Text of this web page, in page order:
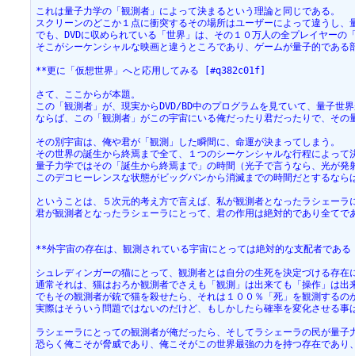
これは量子力学の「観測者」によって決まるという理論と同じである。
スクリーンのどこか１点に衝突するその場所はユーザーによって違うし
でも、DVDに収められている「世界」は、その１０万人の全プレイヤー
そこがシーケンシャルな映画と違うところであり、ゲームが量子的である
**更に「仮想世界」へと応用してみる [#q382c01f]
さて、ここからが本題。
この「観測者」が、現実からDVD/BD中のプログラムを見ていて、量子世
ならば、この「観測者」がこの宇宙にいる俺だったり君だったりで、そ
その別宇宙は、俺や君が「観測」した瞬間に、命運が決まってしまう。
その世界の誕生から終焉まで全て、１つのシーケンシャルな行程によって
量子力学ではその「誕生から終焉まで」の時間（光子で言うなら、光が
このデコヒーレンスな状態がビッグバンから消滅までの時間だとするな
ということは、５次元的考え方で言えば、私が観測者となったラシェー
君が観測者となったラシェーラにとって、君の作用は絶対的であり全てで
**外宇宙の存在は、観測されている宇宙にとっては絶対的な支配者であ
シュレディンガーの猫にとって、観測者とは自分の生死を決定づける存在
通常それは、猫はおろか観測者でさえも「観測」は出来ても「操作」は出
でもその観測者が銃で猫を殺せたら、それは１００％「死」を観測するの
実際はそういう問題ではないのだけど、もしかしたら確率を変化させる事
ラシェーラにとっての観測者が俺だったら、そしてラシェーラの民が量
恐らく俺こそが脅威であり、俺こそがこの世界最強の力を持つ存在であ